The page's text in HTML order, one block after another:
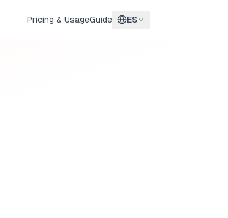
Pricing & UsageGuide ES